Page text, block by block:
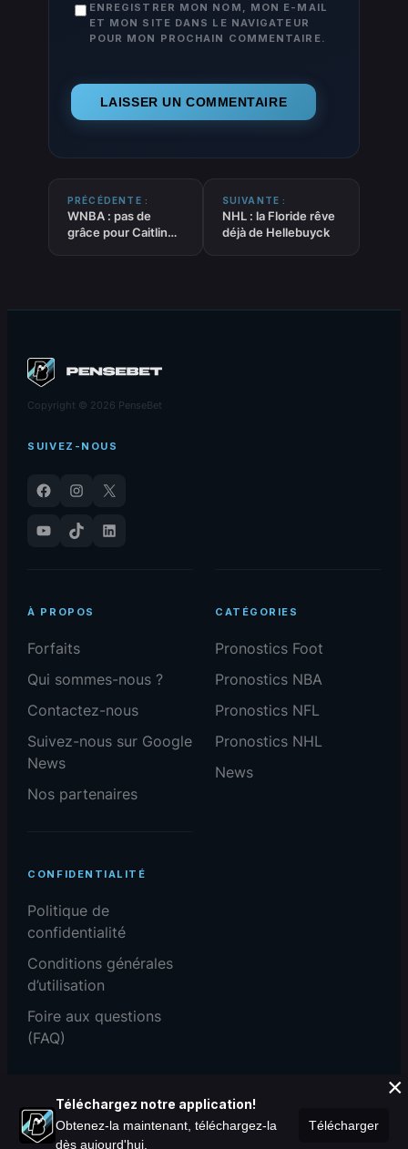
ENREGISTRER MON NOM, MON E-MAIL
ET MON SITE DANS LE NAVIGATEUR
POUR MON PROCHAIN COMMENTAIRE.
PRÉCÉDENTE :
WNBA : pas de
grâce pour Caitlin
SUIVANTE :
NHL : la Floride rêve
déjà de Hellebuyck
Copyright © 2026 PenseBet
SUIVEZ-NOUS
Facebook Instagram
X
YouTube
TikTok LinkedIn
À PROPOS
Forfaits
Qui sommes-nous ?
Contactez-nous
Suivez-nous sur Google
News
Nos partenaires
CATÉGORIES
Pronostics Foot
Pronostics NBA
Pronostics NFL
Pronostics NHL
News
CONFIDENTIALITÉ
Politique de
confidentialité
Conditions générales
d’utilisation
Foire aux questions
(FAQ)
Téléchargez notre application!
Obtenez-la maintenant, téléchargez-la
dès aujourd'hui.
Télécharger
×